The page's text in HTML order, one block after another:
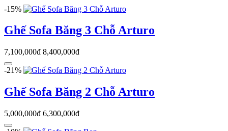
-15%
Ghế Sofa Băng 3 Chỗ Arturo
7,100,000đ 8,400,000đ
-21%
Ghế Sofa Băng 2 Chỗ Arturo
5,000,000đ 6,300,000đ